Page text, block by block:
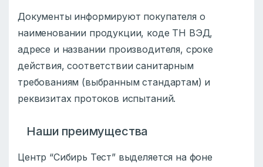
Документы информируют покупателя о
наименовании продукции, коде ТН ВЭД,
адресе и названии производителя, сроке
действия, соответствии санитарным
требованиям (выбранным стандартам) и
реквизитах протоков испытаний.
Наши преимущества
Центр “Сибирь Тест” выделяется на фоне